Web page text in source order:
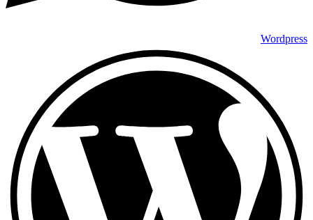
Wordpress